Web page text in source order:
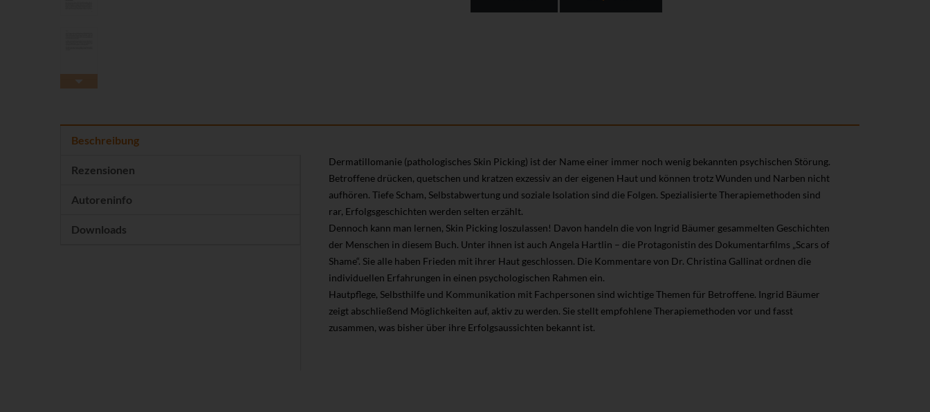
Beschreibung
Rezensionen
Autoreninfo
Downloads
Dermatillomanie (pathologisches Skin Picking) ist der Name einer immer noch wenig bekannten psychischen Störung.
Betroffene drücken, quetschen und kratzen exzessiv an der eigenen Haut und können trotz Wunden und Narben nicht
aufhören. Tiefe Scham, Selbstabwertung und soziale Isolation sind die Folgen. Spezialisierte Therapiemethoden sind
rar, Erfolgsgeschichten werden selten erzählt.
Dennoch kann man lernen, Skin Picking loszulassen! Davon handeln die von Ingrid Bäumer gesammelten Geschichten
der Menschen in diesem Buch. Unter ihnen ist auch Angela Hartlin – die Protagonistin des Dokumentarfilms „Scars of
Shame“. Sie alle haben Frieden mit ihrer Haut geschlossen. Die Kommentare von Dr. Christina Gallinat ordnen die
individuellen Erfahrungen in einen psychologischen Rahmen ein.
Hautpflege, Selbsthilfe und Kommunikation mit Fachpersonen sind wichtige Themen für Betroffene. Ingrid Bäumer
zeigt abschließend Möglichkeiten auf, aktiv zu werden. Sie stellt empfohlene Therapiemethoden vor und fasst
zusammen, was bisher über ihre Erfolgsaussichten bekannt ist.